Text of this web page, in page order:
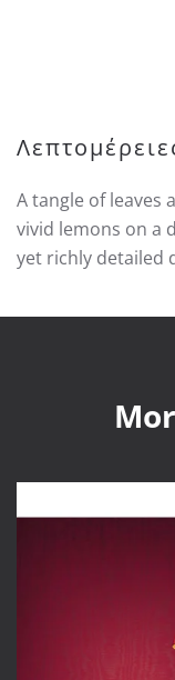
A tangle of leaves
vivid lemons on a
yet richly detailed